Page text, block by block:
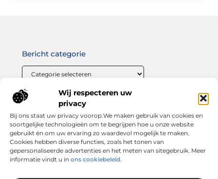
Wij respecteren uw
privacy
Bij ons staat uw privacy voorop.We maken gebruik van cookies en
soortgelijke technologieën om te begrijpen hoe u onze website
gebruikt én om uw ervaring zo waardevol mogelijk te maken.
Cookies hebben diverse functies, zoals het tonen van
gepersonaliseerde advertenties en het meten van sitegebruik. Meer
informatie vindt u in ons cookiebeleid.
Dé plek voor inspiratie, tips en trends
Onze informatie
Bericht categorie